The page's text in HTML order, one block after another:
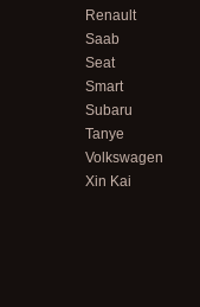
Renault
Saab
Seat
Smart
Subaru
Tanye
Volkswagen
Xin Kai